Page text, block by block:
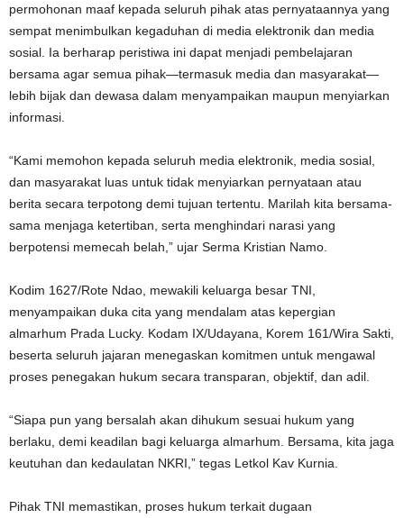
permohonan maaf kepada seluruh pihak atas pernyataannya yang
sempat menimbulkan kegaduhan di media elektronik dan media
sosial. Ia berharap peristiwa ini dapat menjadi pembelajaran
bersama agar semua pihak—termasuk media dan masyarakat—
lebih bijak dan dewasa dalam menyampaikan maupun menyiarkan
informasi.
“Kami memohon kepada seluruh media elektronik, media sosial,
dan masyarakat luas untuk tidak menyiarkan pernyataan atau
berita secara terpotong demi tujuan tertentu. Marilah kita bersama-
sama menjaga ketertiban, serta menghindari narasi yang
berpotensi memecah belah,” ujar Serma Kristian Namo.
Kodim 1627/Rote Ndao, mewakili keluarga besar TNI,
menyampaikan duka cita yang mendalam atas kepergian
almarhum Prada Lucky. Kodam IX/Udayana, Korem 161/Wira Sakti,
beserta seluruh jajaran menegaskan komitmen untuk mengawal
proses penegakan hukum secara transparan, objektif, dan adil.
“Siapa pun yang bersalah akan dihukum sesuai hukum yang
berlaku, demi keadilan bagi keluarga almarhum. Bersama, kita jaga
keutuhan dan kedaulatan NKRI,” tegas Letkol Kav Kurnia.
Pihak TNI memastikan, proses hukum terkait dugaan